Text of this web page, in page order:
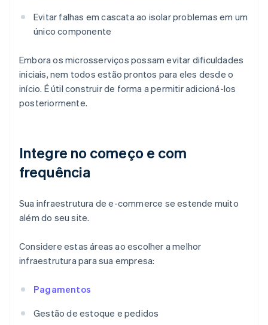
Evitar falhas em cascata ao isolar problemas em um
único componente
Embora os microsserviços possam evitar dificuldades
iniciais, nem todos estão prontos para eles desde o
início. É útil construir de forma a permitir adicioná-los
posteriormente.
Integre no começo e com
frequência
Sua infraestrutura de e-commerce se estende muito
além do seu site.
Considere estas áreas ao escolher a melhor
infraestrutura para sua empresa:
Pagamentos
Gestão de estoque e pedidos